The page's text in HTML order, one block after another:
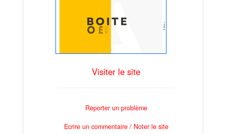
Visiter le site
Reporter un problème
Ecrire un commentaire / Noter le site